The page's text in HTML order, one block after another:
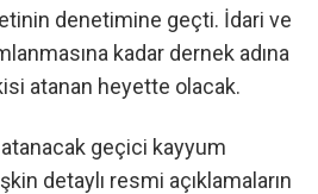
denetimine geçti. İdari ve
kadar dernek adına
atanan heyette olacak.
geçici kayyum
detaylı resmi açıklamaların